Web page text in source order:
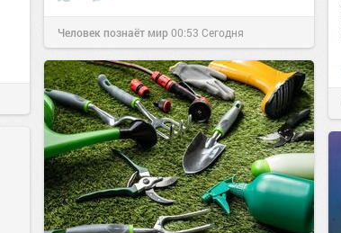
Человек познаёт мир00:53 Сегодня